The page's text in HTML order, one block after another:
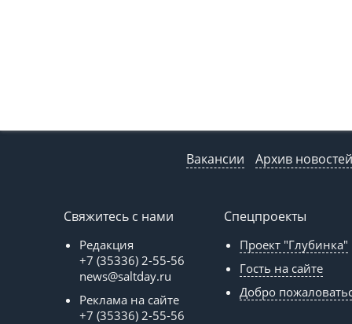
Вакансии Архив новостей
Свяжитесь с нами
Редакция
+7 (35336) 2-55-56
news@saltday.ru
Реклама на сайте
+7 (35336) 2-55-56
Спецпроекты
Проект "Глубинка"
Гость на сайте
Добро